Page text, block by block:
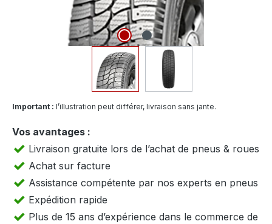
Important : l’illustration peut différer, livraison sans jante.
Vos avantages :
Livraison gratuite lors de l’achat de pneus & roues
Achat sur facture
Assistance compétente par nos experts en pneus
Expédition rapide
Plus de 15 ans d’expérience dans le commerce de